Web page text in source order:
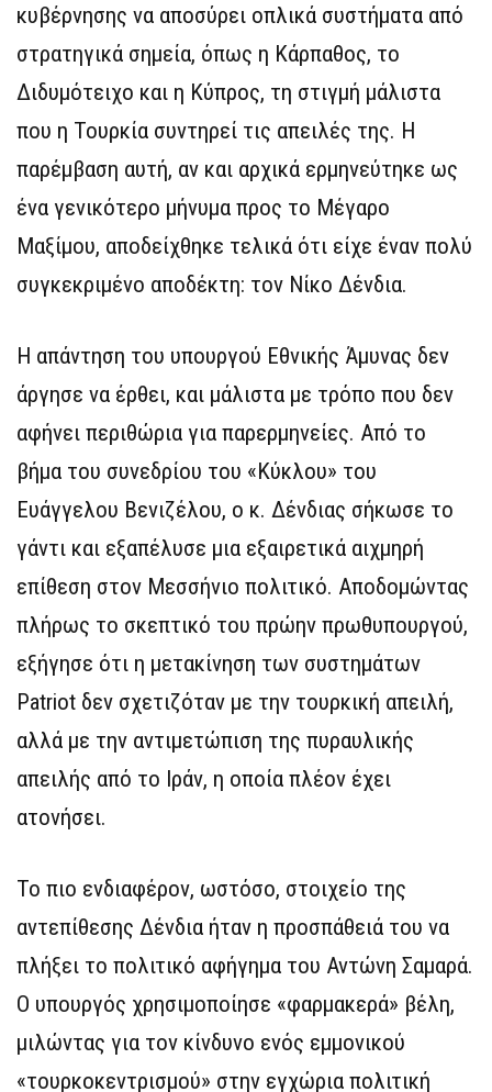
κυβέρνησης να αποσύρει οπλικά συστήματα από
στρατηγικά σημεία, όπως η Κάρπαθος, το
Διδυμότειχο και η Κύπρος, τη στιγμή μάλιστα
που η Τουρκία συντηρεί τις απειλές της. Η
παρέμβαση αυτή, αν και αρχικά ερμηνεύτηκε ως
ένα γενικότερο μήνυμα προς το Μέγαρο
Μαξίμου, αποδείχθηκε τελικά ότι είχε έναν πολύ
συγκεκριμένο αποδέκτη: τον Νίκο Δένδια.
Η απάντηση του υπουργού Εθνικής Άμυνας δεν
άργησε να έρθει, και μάλιστα με τρόπο που δεν
αφήνει περιθώρια για παρερμηνείες. Από το
βήμα του συνεδρίου του «Κύκλου» του
Ευάγγελου Βενιζέλου, ο κ. Δένδιας σήκωσε το
γάντι και εξαπέλυσε μια εξαιρετικά αιχμηρή
επίθεση στον Μεσσήνιο πολιτικό. Αποδομώντας
πλήρως το σκεπτικό του πρώην πρωθυπουργού,
εξήγησε ότι η μετακίνηση των συστημάτων
Patriot δεν σχετιζόταν με την τουρκική απειλή,
αλλά με την αντιμετώπιση της πυραυλικής
απειλής από το Ιράν, η οποία πλέον έχει
ατονήσει.
Το πιο ενδιαφέρον, ωστόσο, στοιχείο της
αντεπίθεσης Δένδια ήταν η προσπάθειά του να
πλήξει το πολιτικό αφήγημα του Αντώνη Σαμαρά.
Ο υπουργός χρησιμοποίησε «φαρμακερά» βέλη,
μιλώντας για τον κίνδυνο ενός εμμονικού
«τουρκοκεντρισμού» στην εγχώρια πολιτική